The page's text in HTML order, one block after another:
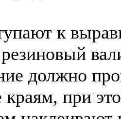
к
должно
при